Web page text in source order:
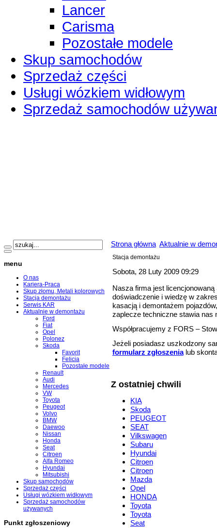
Lancer
Carisma
Pozostałe modele
Skup samochodów
Sprzedaż części
Usługi wózkiem widłowym
Sprzedaż samochodów
menu
O nas
Kariera-Praca
Skup złomu, Metali kolorowych
Stacja demontażu
Serwis KAR
Aktualnie w demontażu
Ford
Fiat
Opel
Polonez
Skoda
Favorit
Felicia
Pozostałe modele
Renault
Audi
Mercedes
VW
Toyota
Peugeot
Volvo
BMW
Daewoo
Nissan
Honda
Seat
Citroen
Alfa Romeo
Hyundai
Mitsubishi
Skup samochodów
Sprzedaż części
Usługi wózkiem widłowym
Sprzedaż samochodów
używanych
Punkt zgłoszeniowy
Strona główna Aktualnie w
Stacja demontażu
Sobota, 28 Luty 2009 09:29
Nasza firma jest licencjonowaną
doświadczenie i wiedzę w
kasacją i demontażem
zaplecze techniczne stawia nas
Współpracujemy z FORS –
Jeżeli posiadasz uszkodzony
formularz zgłoszenialub
Z ostatniej chwili
KIA
Skoda
PEUGEOT
SEAT
Vilkswagen
Subaru
Hyundai
Citroen
Citroen
Mazda
Opel
HONDA
Toyota
Toyota
Seat